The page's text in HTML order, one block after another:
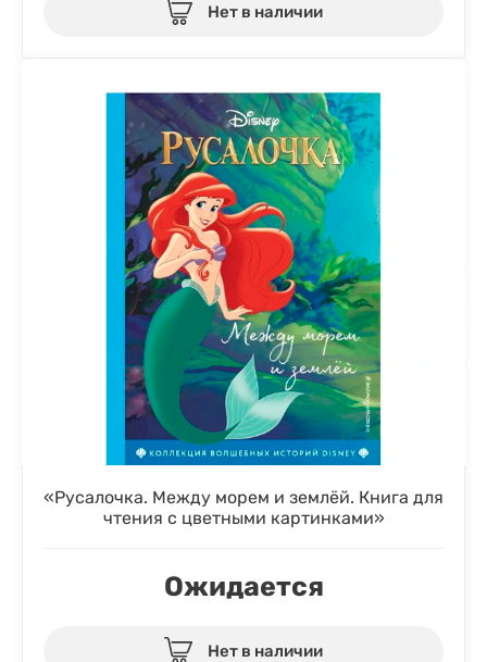
Нет в наличии
«Русалочка. Между морем и землёй. Книга для
чтения с цветными картинками»
Ожидается
Нет в наличии